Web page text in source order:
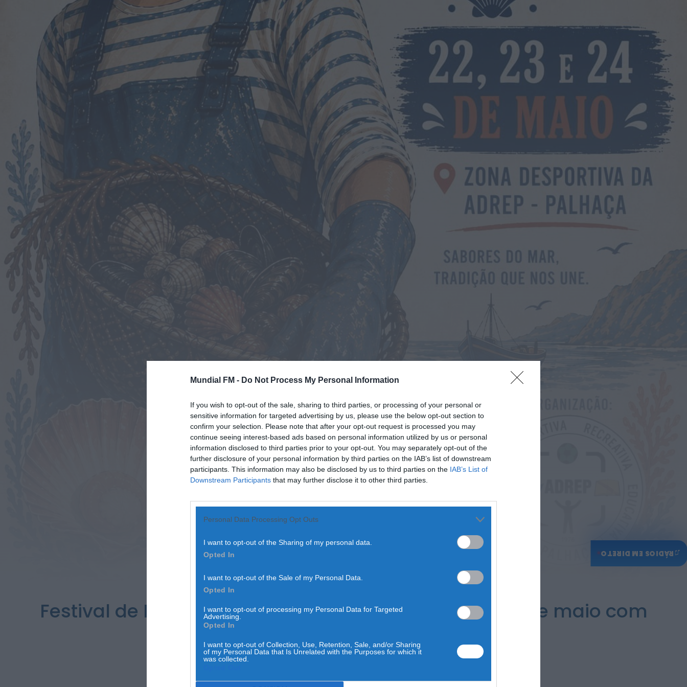
Mundial FM - Do Not Process My Personal Information
If you wish to opt-out of the sale, sharing to third parties, or processing of your personal or
sensitive information for targeted advertising by us, please use the below opt-out section to
confirm your selection. Please note that after your opt-out request is processed you may
continue seeing interest-based ads based on personal information utilized by us or personal
information disclosed to third parties prior to your opt-out. You may separately opt-out of the
further disclosure of your personal information by third parties on the IAB’s list of downstream
participants. This information may also be disclosed by us to third parties on the IAB’s List of
Downstream Participants that may further disclose it to other third parties.
Personal Data Processing Opt Outs
I want to opt-out of the Sharing of my personal data.
Opted In
I want to opt-out of the Sale of my Personal Data.
Opted In
I want to opt-out of processing my Personal Data for Targeted
Advertising.
Opted In
I want to opt-out of Collection, Use, Retention, Sale, and/or Sharing
of my Personal Data that Is Unrelated with the Purposes for which it
was collected.
relançar o andebol
HOJE, 8:05
Notícias de Águeda
Mulher detida em Santa
Maria da Feira por violência
HOJE, 8:01
Notícias de Águeda
OuTonalidades apresenta
Bolsa de Grupos para 2027
com 48 projetos musicais
Rádio Caria
Centum Cellas entra na
fase decisiva das Novas 7
Maravilhas de Portugal
HOJE, 23:24
ULS da Guarda recebe
quatro novas Unidades
Festival de Marisco regressa à Palhaça entre 22 e 24 de maio com
três dias de gastronomia e animação
PORALEXANDRA REBELO 20 DE MAIO, 2026
♫
RÁDIOS EM DIRETO